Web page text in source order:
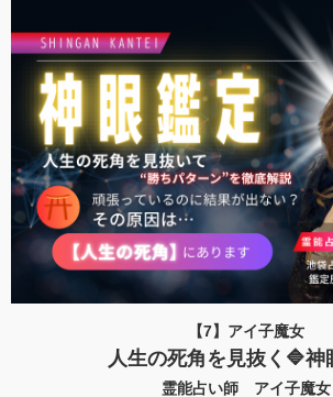
【7】アイ子魔女
人生の死角を見抜く🔷神
霊能占い師 アイ子魔女